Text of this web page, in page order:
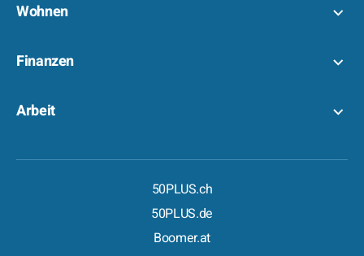
Wohnen
Finanzen
Arbeit
50PLUS.ch
50PLUS.de
Boomer.at